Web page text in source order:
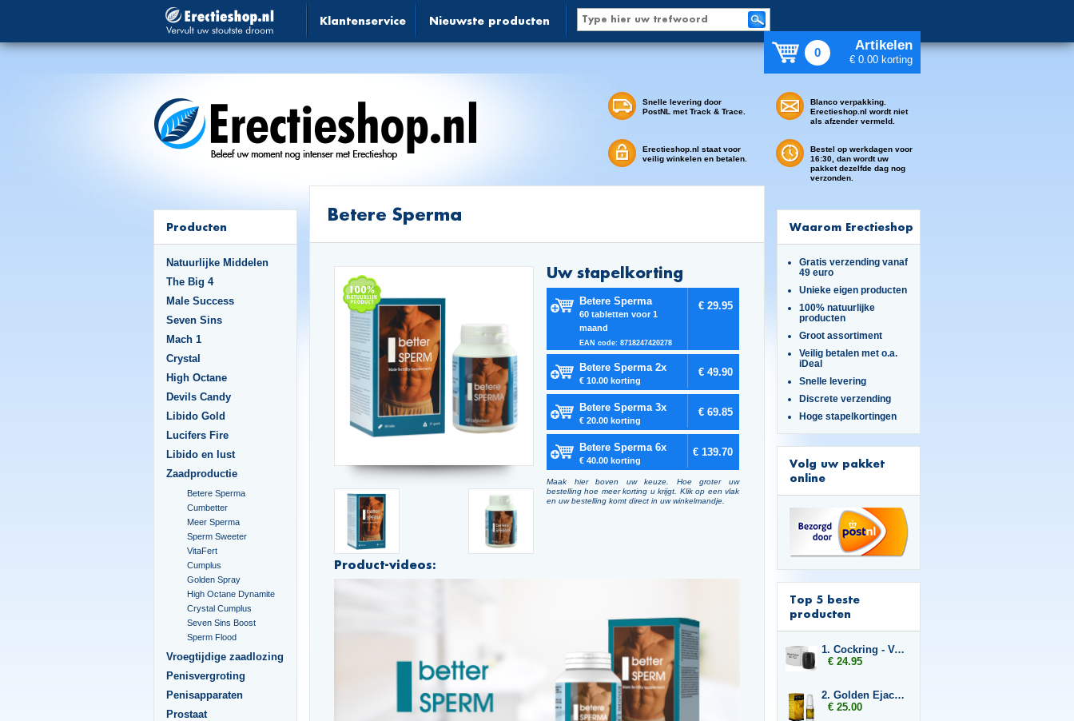
Klantenservice Nieuwste producten
0 Artikelen
€ 0.00 korting
Snelle levering door
PostNL met Track & Trace.
Erectieshop.nl staat voor
veilig winkelen en betalen.
Blanco verpakking.
Erectieshop.nl wordt niet
als afzender vermeld.
Bestel op werkdagen voor
16:30, dan wordt uw
pakket dezelfde dag nog
verzonden.
Producten
Natuurlijke Middelen
The Big 4
Male Success
Seven Sins
Mach 1
Crystal
High Octane
Devils Candy
Libido Gold
Lucifers Fire
Libido en lust
Zaadproductie
Betere Sperma
Cumbetter
Meer Sperma
Sperm Sweeter
VitaFert
Cumplus
Golden Spray
High Octane Dynamite
Crystal Cumplus
Seven Sins Boost
Sperm Flood
Vroegtijdige zaadlozing
Penisvergroting
Penisapparaten
Prostaat
Betere Sperma
Uw stapelkorting
Betere Sperma
60 tabletten voor 1
maand
EAN code: 8718247420278
€ 29.95
Betere Sperma 2x
€ 10.00 korting
€ 49.90
Betere Sperma 3x
€ 20.00 korting
€ 69.85
Betere Sperma 6x
€ 40.00 korting
€ 139.70
Maak hier boven uw keuze. Hoe groter uw
bestelling hoe meer korting u krijgt. Klik op een vlak
en uw bestelling komt direct in uw winkelmandje.
Product-videos:
Waarom Erectieshop
Gratis verzending vanaf
49 euro
Unieke eigen producten
100% natuurlijke
producten
Groot assortiment
Veilig betalen met o.a.
iDeal
Snelle levering
Discrete verzending
Hoge stapelkortingen
Volg uw pakket
online
Top 5 beste
producten
1. Cockring - Velv'Or - BeauGosse 003
€ 24.95
2. Golden Ejact Delay
€ 25.00